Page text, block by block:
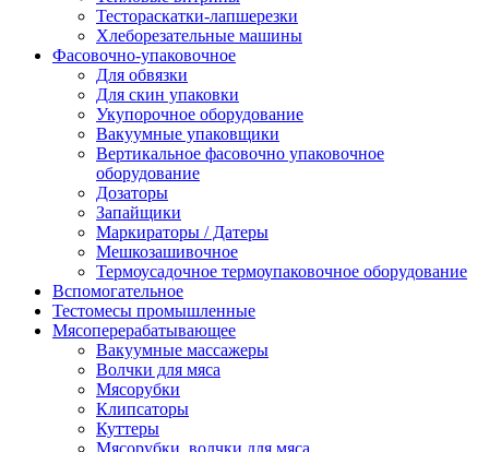
Тестораскатки-лапшерезки
Хлеборезательные машины
Фасовочно-упаковочное
Для обвязки
Для скин упаковки
Укупорочное оборудование
Вакуумные упаковщики
Вертикальное фасовочно упаковочное
оборудование
Дозаторы
Запайщики
Маркираторы / Датеры
Мешкозашивочное
Термоусадочное термоупаковочное оборудование
Вспомогательное
Тестомесы промышленные
Мясоперерабатывающее
Вакуумные массажеры
Волчки для мяса
Мясорубки
Клипсаторы
Куттеры
Мясорубки, волчки для мяса